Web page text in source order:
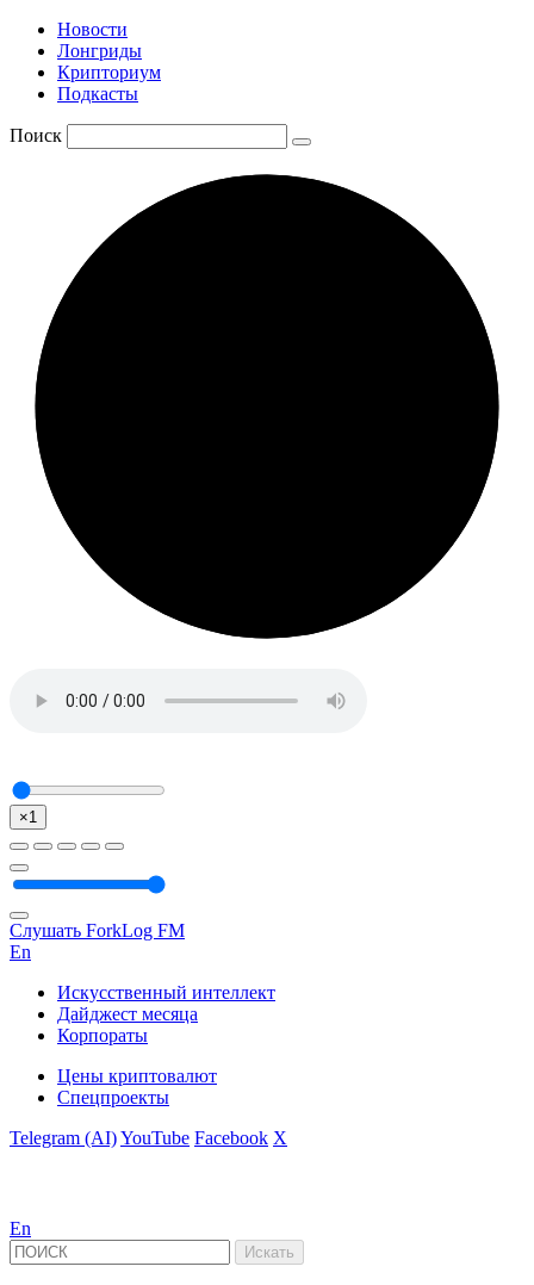
Новости
Лонгриды
Крипториум
Подкасты
Поиск
×1
Слушать ForkLog FM
En
Искусственный интеллект
Дайджест месяца
Корпораты
Цены криптовалют
Спецпроекты
Telegram (AI)YouTube Facebook X
En